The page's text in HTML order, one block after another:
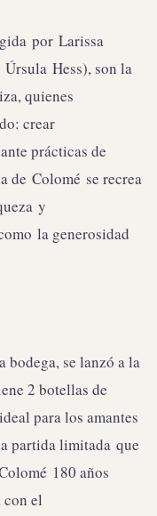
por Larissa
Hess), son la
quienes
crear
prácticas de
de Colomé se recrea
y
la generosidad
bodega, se lanzó a la
2 botellas de
para los amantes
partida limitada que
180 años
con el